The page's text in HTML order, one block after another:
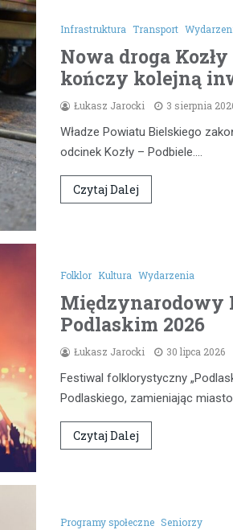
Infrastruktura Transport
Nowa droga
kończy kolejną
Łukasz Jarocki 3 sierpnia
Władze Powiatu Bielskiego
odcinek Kozły – Podbiele.…
Czytaj Dalej
Folklor Kultura Wydarzenia
Międzynarodowy
Podlaskim 2026
Łukasz Jarocki 30 lipca 2026
Festiwal folklorystyczny
Podlaskiego, zamieniając
Czytaj Dalej
Programy społeczne Seniorzy